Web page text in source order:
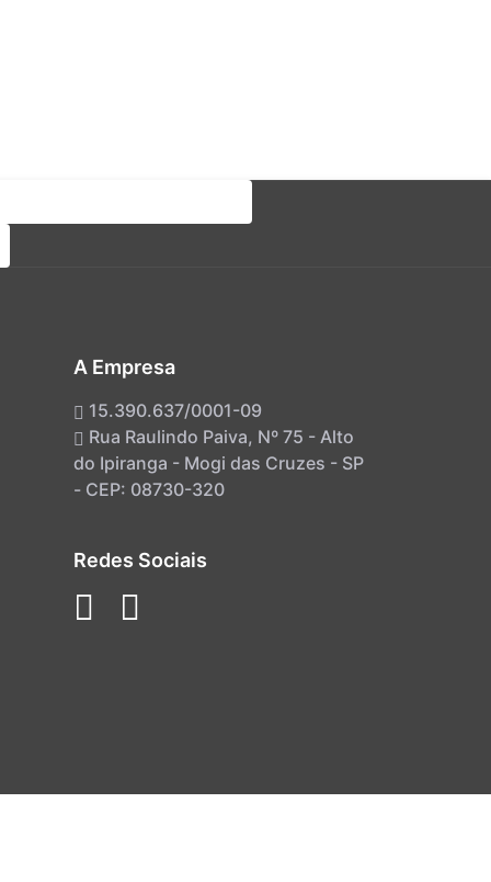
A Empresa
15.390.637/0001-09
Rua Raulindo Paiva, Nº 75 - Alto
do Ipiranga - Mogi das Cruzes - SP
- CEP: 08730-320
Redes Sociais